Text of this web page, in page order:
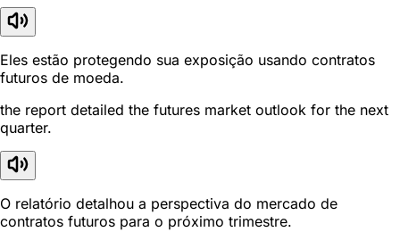
Eles estão protegendo sua exposição usando contratos
futuros de moeda.
the report detailed the futures market outlook for the next
quarter.
O relatório detalhou a perspectiva do mercado de
contratos futuros para o próximo trimestre.